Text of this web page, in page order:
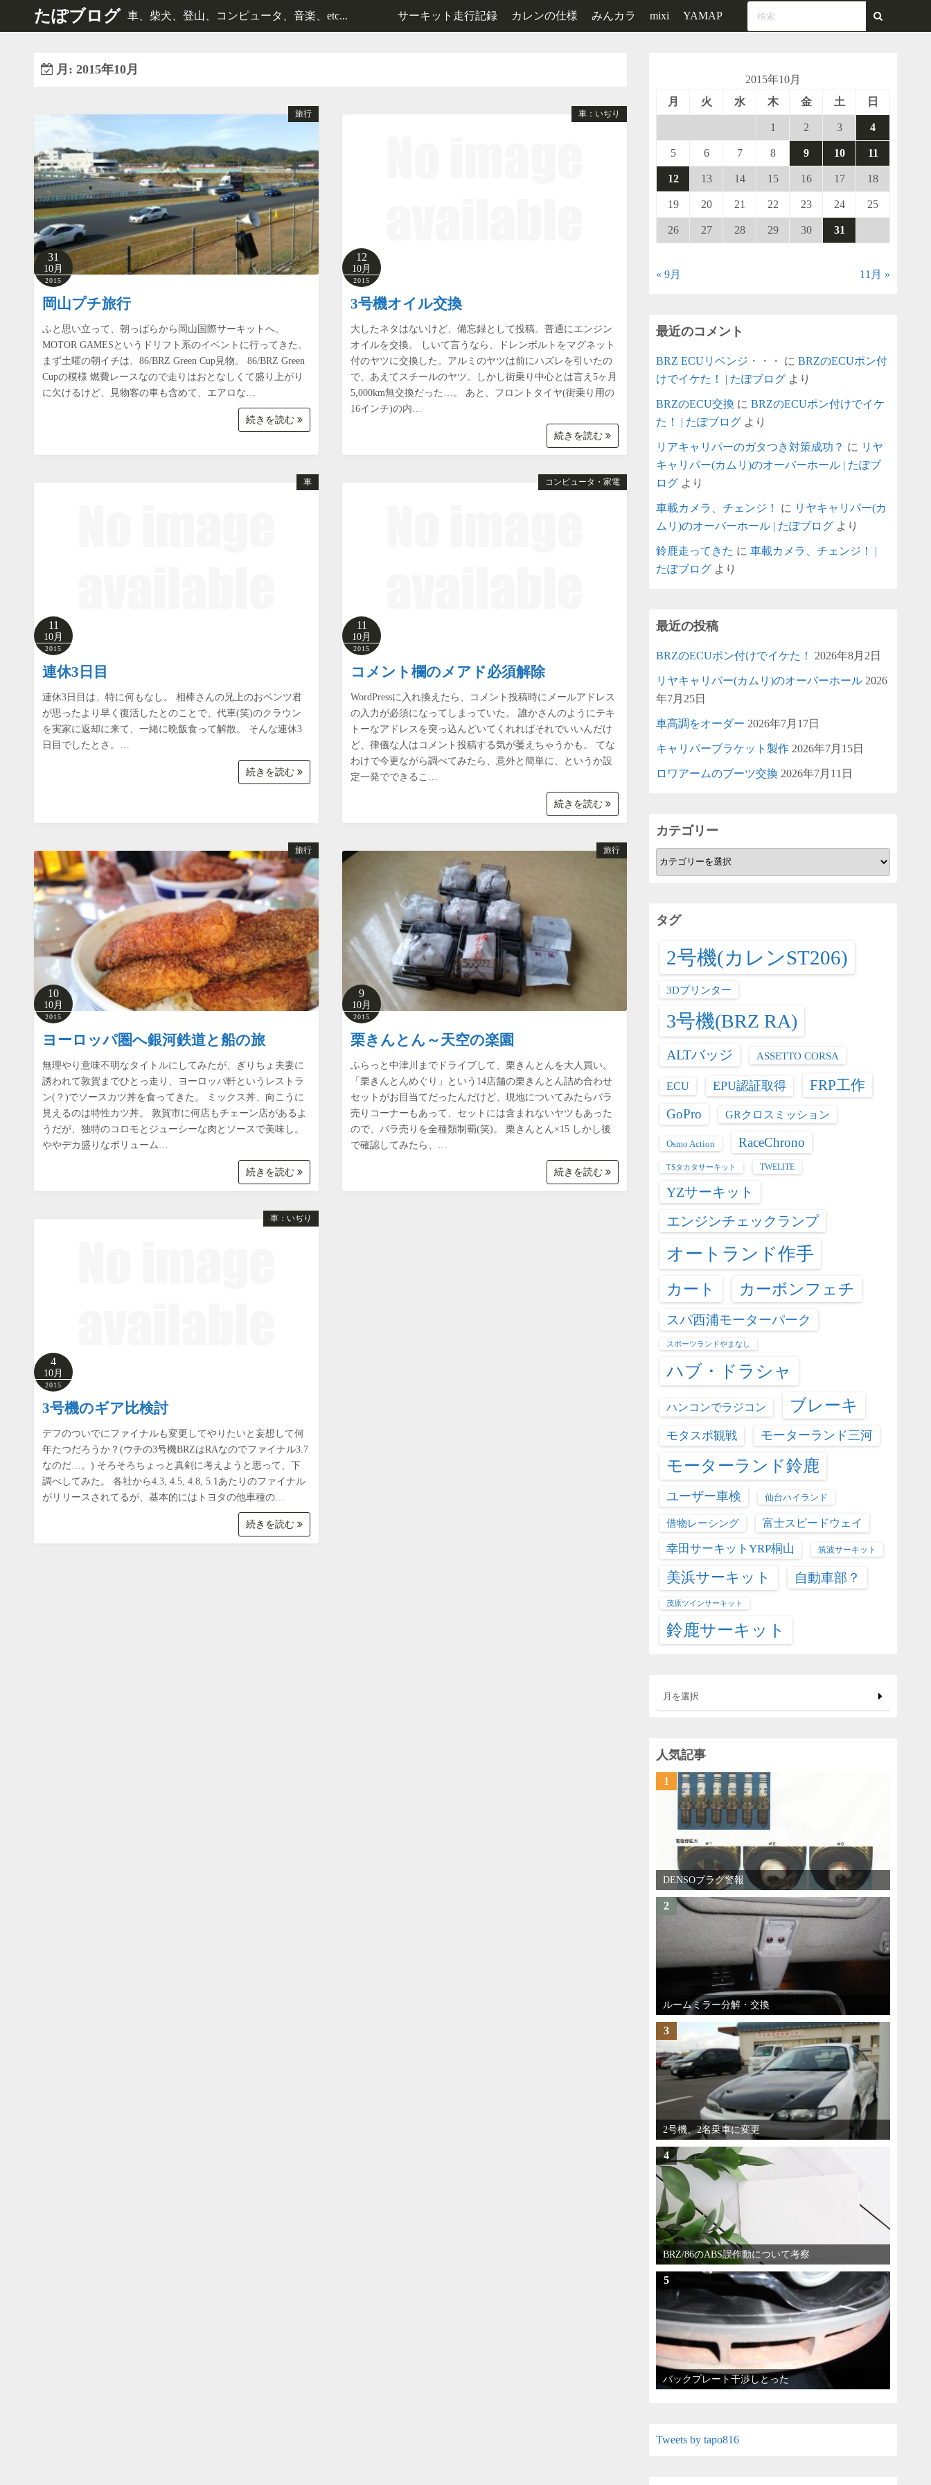
たぽブログ 車、柴犬、登山、コンピュータ、音楽、etc... サーキット走行記録 カレンの仕様 みんカラ mixi YAMAP
月: 2015年10月
旅行
31
10月
2015
岡山プチ旅行
ふと思い立って、朝っぱらから岡山国際サーキットへ。
MOTOR GAMESというドリフト系のイベントに行ってきた。
まず土曜の朝イチは、86/BRZ Green Cup見物。 86/BRZ Green
Cupの模様 燃費レースなので走りはおとなしくて盛り上がり
に欠けるけど、見物客の車も含めて、エアロな…
続きを読む
車：いぢり
12
10月
2015
3号機オイル交換
大したネタはないけど、備忘録として投稿。普通にエンジン
オイルを交換。 しいて言うなら、ドレンボルトをマグネット
付のヤツに交換した。アルミのヤツは前にハズレを引いたの
で、あえてスチールのヤツ。しかし街乗り中心とは言え5ヶ月
5,000km無交換だった…。 あと、フロントタイヤ(街乗り用の
16インチ)の内…
続きを読む
車
11
10月
2015
連休3日目
連休3日目は、特に何もなし。 相棒さんの兄上のおベンツ君
が思ったより早く復活したとのことで、代車(笑)のクラウン
を実家に返却に来て、一緒に晩飯食って解散。 そんな連休3
日目でしたとさ。…
続きを読む
コンピュータ・家電
11
10月
2015
コメント欄のメアド必須解除
WordPressに入れ換えたら、コメント投稿時にメールアドレス
の入力が必須になってしまっていた。 誰かさんのようにテキ
トーなアドレスを突っ込んどいてくれればそれでいいんだけ
ど、律儀な人はコメント投稿する気が萎えちゃうかも。 てな
わけで今更ながら調べてみたら、意外と簡単に、というか設
定一発でできるこ…
続きを読む
旅行
10
10月
2015
ヨーロッパ圏へ銀河鉄道と船の旅
無理やり意味不明なタイトルにしてみたが、ぎりちょ夫妻に
誘われて敦賀までひとっ走り、ヨーロッパ軒というレストラ
ン(？)でソースカツ丼を食ってきた。 ミックス丼、向こうに
見えるのは特性カツ丼。 敦賀市に何店もチェーン店があるよ
うだが、独特のコロモとジューシーな肉とソースで美味し。
ややデカ盛りなボリューム…
続きを読む
旅行
9
10月
2015
栗きんとん～天空の楽園
ふらっと中津川までドライブして、栗きんとんを大人買い。
「栗きんとんめぐり」という14店舗の栗きんとん詰め合わせ
セットがお目当てだったんだけど、現地についてみたらバラ
売りコーナーもあって、セットには含まれないヤツもあった
ので、バラ売りを全種類制覇(笑)。 栗きんとん×15 しかし後
で確認してみたら、…
続きを読む
車：いぢり
4
10月
2015
3号機のギア比検討
デフのついでにファイナルも変更してやりたいと妄想して何
年たつだろうか？(ウチの3号機BRZはRAなのでファイナル3.7
なのだ…。) そろそろちょっと真剣に考えようと思って、下
調べしてみた。 各社から4.3, 4.5, 4.8, 5.1あたりのファイナル
がリリースされてるが、基本的にはトヨタの他車種の…
続きを読む
2015年10月
月
火 水 木 金 土 日
1 2 3 4
5 6 7 8 9 10 11
12 13 14 15 16 17 18
19 20 21 22 23 24 25
26 27 28 29 30 31
« 9月 11月 »
最近のコメント
BRZ ECUリベンジ・・・ に BRZのECUポン付
けでイケた！ | たぽブログ より
BRZのECU交換 に BRZのECUポン付けでイケ
た！ | たぽブログ より
リアキャリパーのガタつき対策成功？ に リヤ
キャリパー(カムリ)のオーバーホール | たぽブ
ログ より
車載カメラ、チェンジ！ に リヤキャリパー(カ
ムリ)のオーバーホール | たぽブログ より
鈴鹿走ってきた に 車載カメラ、チェンジ！ |
たぽブログ より
最近の投稿
BRZのECUポン付けでイケた！ 2026年8月2日
リヤキャリパー(カムリ)のオーバーホール 2026
年7月25日
車高調をオーダー 2026年7月17日
キャリパーブラケット製作 2026年7月15日
ロワアームのブーツ交換 2026年7月11日
カテゴリー
カ
テ
ー
タグ
2号機(カレンST206)
3Dプリンター
3号機(BRZ RA)
ALTバッジ ASSETTO CORSA
ECU EPU認証取得 FRP工作
GoPro GRクロスミッション
Osmo Action RaceChrono
TSタカタサーキット TWELITE
YZサーキット
エンジンチェックランプ
オートランド作手
カート カーボンフェチ
スパ西浦モーターパーク
スポーツランドやまなし
ハブ・ドラシャ
ハンコンでラジコン ブレーキ
モタスポ観戦 モーターランド三河
モーターランド鈴鹿
ユーザー車検 仙台ハイランド
借物レーシング
富士スピードウェイ
幸田サーキットYRP桐山
筑波サーキット
美浜サーキット 自動車部？
茂原ツインサーキット
鈴鹿サーキット
月を選択
人気記事
1
DENSOプラグ警報
2
ルームミラー分解・交換
3
2号機、2名乗車に変更
4
BRZ/86のABS誤作動について考察
5
バックプレート干渉しとった
Tweets by tapo816